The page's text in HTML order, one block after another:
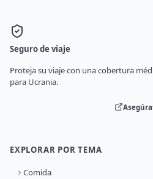
Seguro de viaje
Proteja su viaje con una cobertura
para Ucrania.
EXPLORAR POR TEMA
Comida